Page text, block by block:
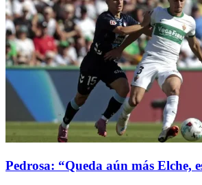
Pedrosa: “Queda aún más Elche,